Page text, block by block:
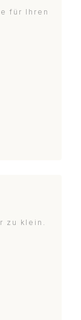
für Ihren
zu klein.